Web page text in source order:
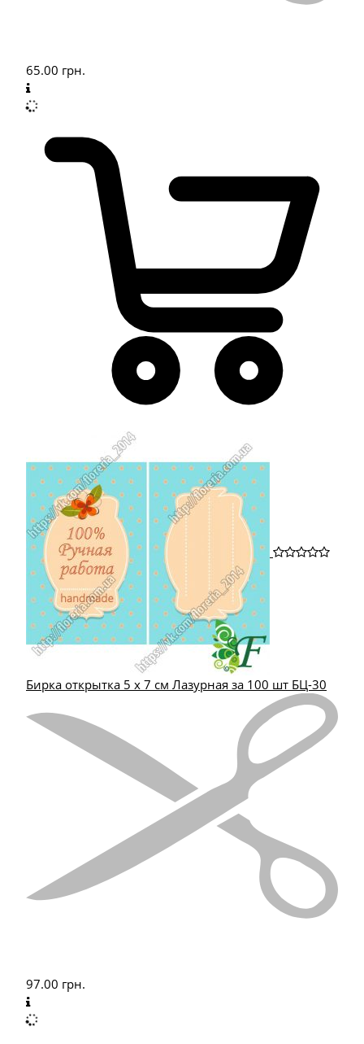
65.00 грн.
Бирка открытка 5 х 7 см Лазурная за 100 шт БЦ-30
97.00 грн.